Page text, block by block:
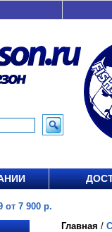
от 7 900 р.
Главная /